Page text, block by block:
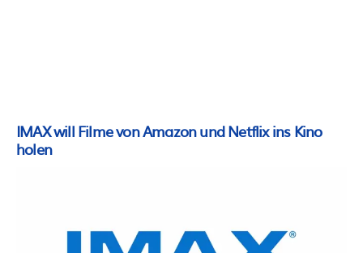
IMAX will Filme von Amazon und Netflix ins Kino
holen